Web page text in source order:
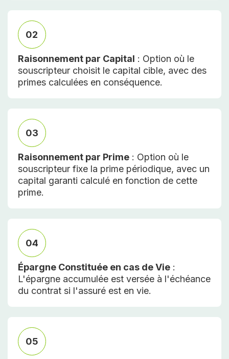
02
Raisonnement par Capital : Option où le
souscripteur choisit le capital cible, avec des
primes calculées en conséquence.
03
Raisonnement par Prime : Option où le
souscripteur fixe la prime périodique, avec un
capital garanti calculé en fonction de cette
prime.
04
Épargne Constituée en cas de Vie :
L'épargne accumulée est versée à l'échéance
du contrat si l'assuré est en vie.
05